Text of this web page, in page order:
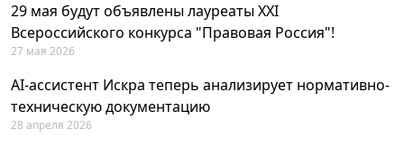
29 мая будут объявлены лауреаты XXI
Всероссийского конкурса "Правовая Россия"!
27 мая 2026
AI-ассистент Искра теперь анализирует нормативно-
техническую документацию
28 апреля 2026